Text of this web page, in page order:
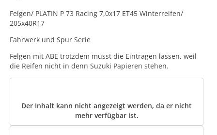
Felgen/ PLATIN P 73 Racing 7,0x17 ET45 Winterreifen/
205x40R17
Fahrwerk und Spur Serie
Felgen mit ABE trotzdem musst die Eintragen lassen, weil
die Reifen nicht in denn Suzuki Papieren stehen.
Der Inhalt kann nicht angezeigt werden, da er nicht
mehr verfügbar ist.